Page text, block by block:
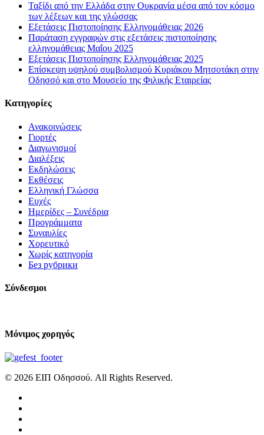
Ταξίδι από την Ελλάδα στην Ουκρανία μέσα από τον κόσμο
των λέξεων και της γλώσσας
Εξετάσεις Πιστοποίησης Ελληνομάθειας 2026
Παράταση εγγραφών στις εξετάσεις πιστοποίησης
ελληνομάθειας Μαΐου 2025
Εξετάσεις Πιστοποίησης Ελληνομάθειας 2025
Επίσκεψη υψηλού συμβολισμού Κυριάκου Μητσοτάκη στην
Οδησσό και στο Μουσείο της Φιλικής Εταιρείας
Kατηγορίες
Ανακοινώσεις
Γιορτές
Διαγωνισμοί
Διαλέξεις
Εκδηλώσεις
Εκθέσεις
Ελληνική Γλώσσα
Ευχές
Ημερίδες – Συνέδρια
Προγράμματα
Συναυλίες
Χορευτικό
Χωρίς κατηγορία
Без рубрики
Σύνδεσμοι
Μόνιμος χορηγός
© 2026 ΕΙΠ Οδησσού. All Rights Reserved.